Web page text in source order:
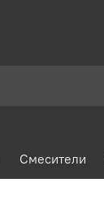
Смесители